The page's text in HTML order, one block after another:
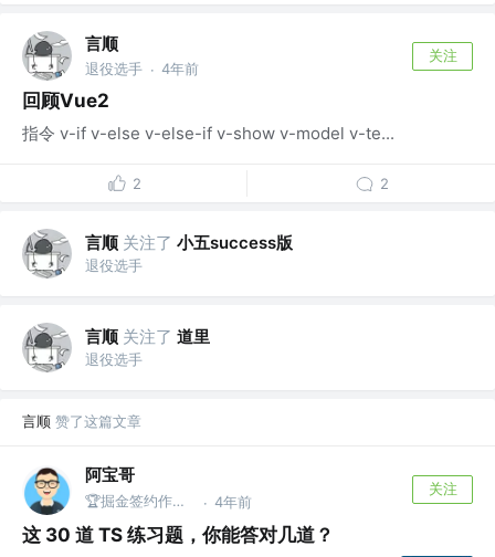
言顺
退役选手 · 4年前
关注
回顾Vue2
指令 v-if v-else v-else-if v-show v-model v-te...
2 2
言顺 关注了 小五success版
退役选手
言顺 关注了 道里
退役选手
言顺 赞了这篇文章
阿宝哥
🏆掘金签约作者 | 公众号@全栈修仙之路 · 4年前
关注
这 30 道 TS 练习题，你能答对几道？